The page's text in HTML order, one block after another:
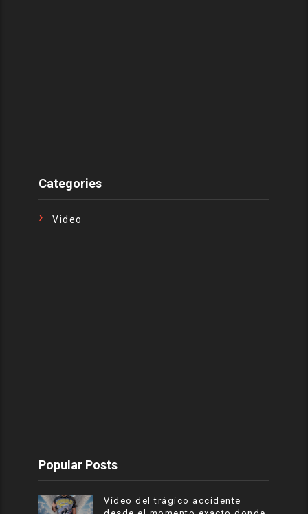
Categories
Video
Popular Posts
Vídeo del trágico accidente